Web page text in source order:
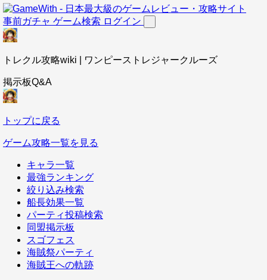
事前ガチャ ゲーム検索 ログイン
トレクル攻略wiki | ワンピーストレジャークルーズ
掲示板Q&A
トップに戻る
ゲーム攻略一覧を見る
キャラ一覧
最強ランキング
絞り込み検索
船長効果一覧
パーティ投稿検索
同盟掲示板
スゴフェス
海賊祭パーティ
海賊王への軌跡